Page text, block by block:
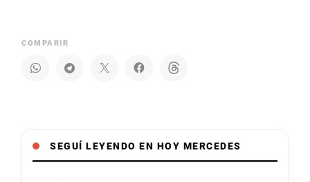
COMPARIR
SEGUÍ LEYENDO EN HOY MERCEDES